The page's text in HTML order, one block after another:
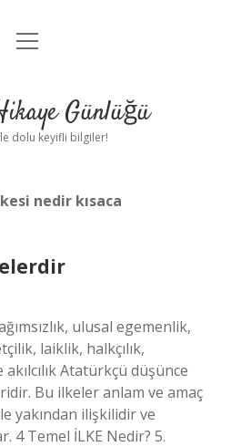
Anasayfa
Uyarı
menüyü
Günlüğü
dolu keyifli bilgiler!
nedir kısaca
ulusal egemenlik,
laiklik, halkçılık,
Atatürkçü düşünce
Bu ilkeler anlam ve amaç
yakından ilişkilidir ve
4 Temel İLKE Nedir? 5.